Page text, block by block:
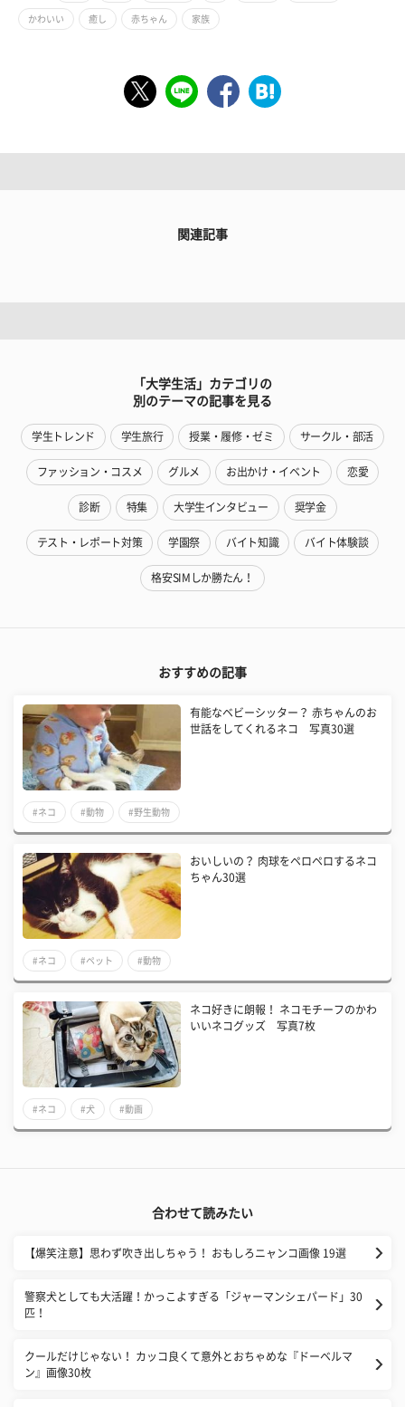
かわいい 癒し 赤ちゃん 家族
関連記事
「大学生活」カテゴリの
別のテーマの記事を見る
学生トレンド 学生旅行 授業・履修・ゼミ サークル・部活
ファッション・コスメ グルメ お出かけ・イベント 恋愛
診断 特集 大学生インタビュー 奨学金
テスト・レポート対策 学園祭 バイト知識 バイト体験談
格安SIMしか勝たん！
おすすめの記事
有能なベビーシッター？ 赤ちゃんのお
世話をしてくれるネコ 写真30選
#ネコ #動物 #野生動物
おいしいの？ 肉球をペロペロするネコ
ちゃん30選
#ネコ #ペット #動物
ネコ好きに朗報！ ネコモチーフのかわ
いいネコグッズ 写真7枚
#ネコ #犬 #動画
合わせて読みたい
【爆笑注意】思わず吹き出しちゃう！ おもしろニャンコ画像 19選
警察犬としても大活躍！かっこよすぎる「ジャーマンシェパード」30
匹！
クールだけじゃない！ カッコ良くて意外とおちゃめな『ドーベルマ
ン』画像30枚